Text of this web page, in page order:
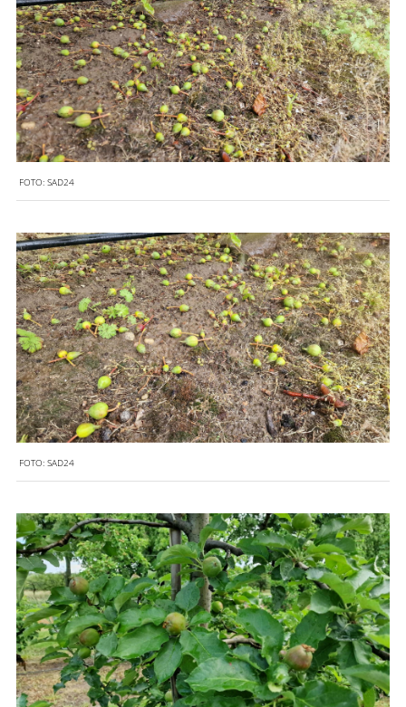
FOTO: SAD24
FOTO: SAD24